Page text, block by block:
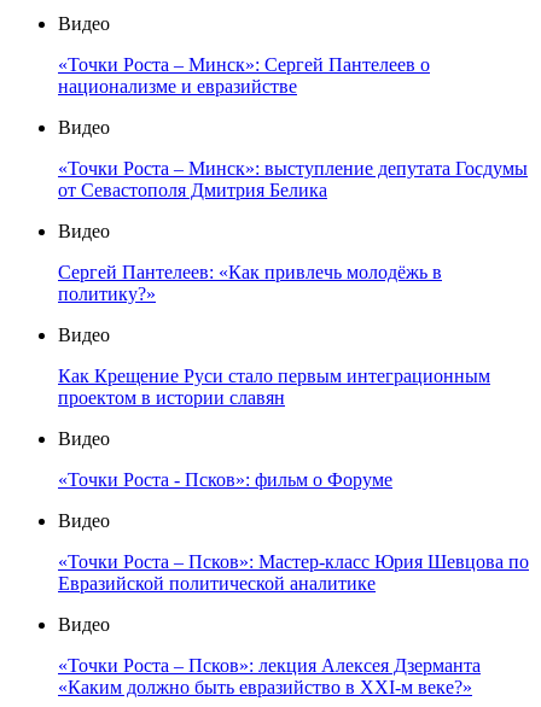
Видео
«Точки Роста – Минск»: Сергей Пантелеев о
национализме и евразийстве
Видео
«Точки Роста – Минск»: выступление депутата Госдумы
от Севастополя Дмитрия Белика
Видео
Сергей Пантелеев: «Как привлечь молодёжь в
политику?»
Видео
Как Крещение Руси стало первым интеграционным
проектом в истории славян
Видео
«Точки Роста - Псков»: фильм о Форуме
Видео
«Точки Роста – Псков»: Мастер-класс Юрия Шевцова по
Евразийской политической аналитике
Видео
«Точки Роста – Псков»: лекция Алексея Дзерманта
«Каким должно быть евразийство в XXI-м веке?»